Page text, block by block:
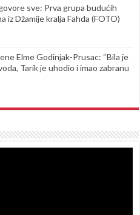
sve: Prva grupa budućih
iz Džamije kralja Fahda (FOTO)
Elme Godinjak-Prusac: “Bila je
Tarik je uhodio i imao zabranu